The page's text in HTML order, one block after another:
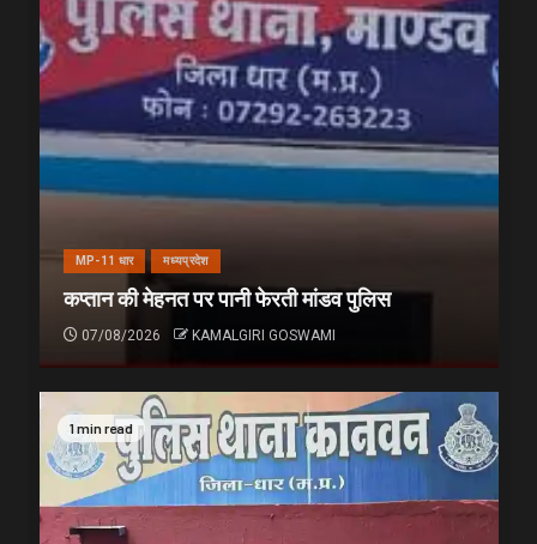
MP-11 धार मध्यप्रदेश
कप्तान की मेहनत पर पानी फेरती मांडव पुलिस
07/08/2026 KAMALGIRI GOSWAMI
1 min read